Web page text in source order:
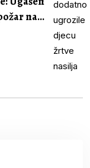
na...